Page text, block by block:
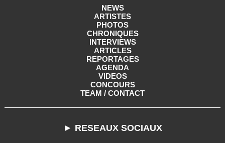
NEWS
ARTISTES
PHOTOS
CHRONIQUES
INTERVIEWS
ARTICLES
REPORTAGES
AGENDA
VIDEOS
CONCOURS
TEAM / CONTACT
► RESEAUX SOCIAUX